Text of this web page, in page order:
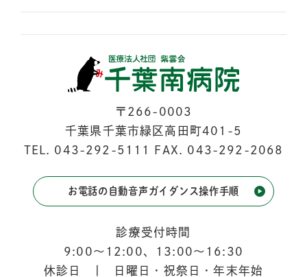
〒266-0003
千葉県千葉市緑区高田町401-5
TEL. 043-292-5111 FAX. 043-292-2068
お電話の自動音声ガイダンス操作手順
診療受付時間
9:00〜 12:00、 13:00〜 16:30
休診日 | 日曜日・祝祭日・年末年始